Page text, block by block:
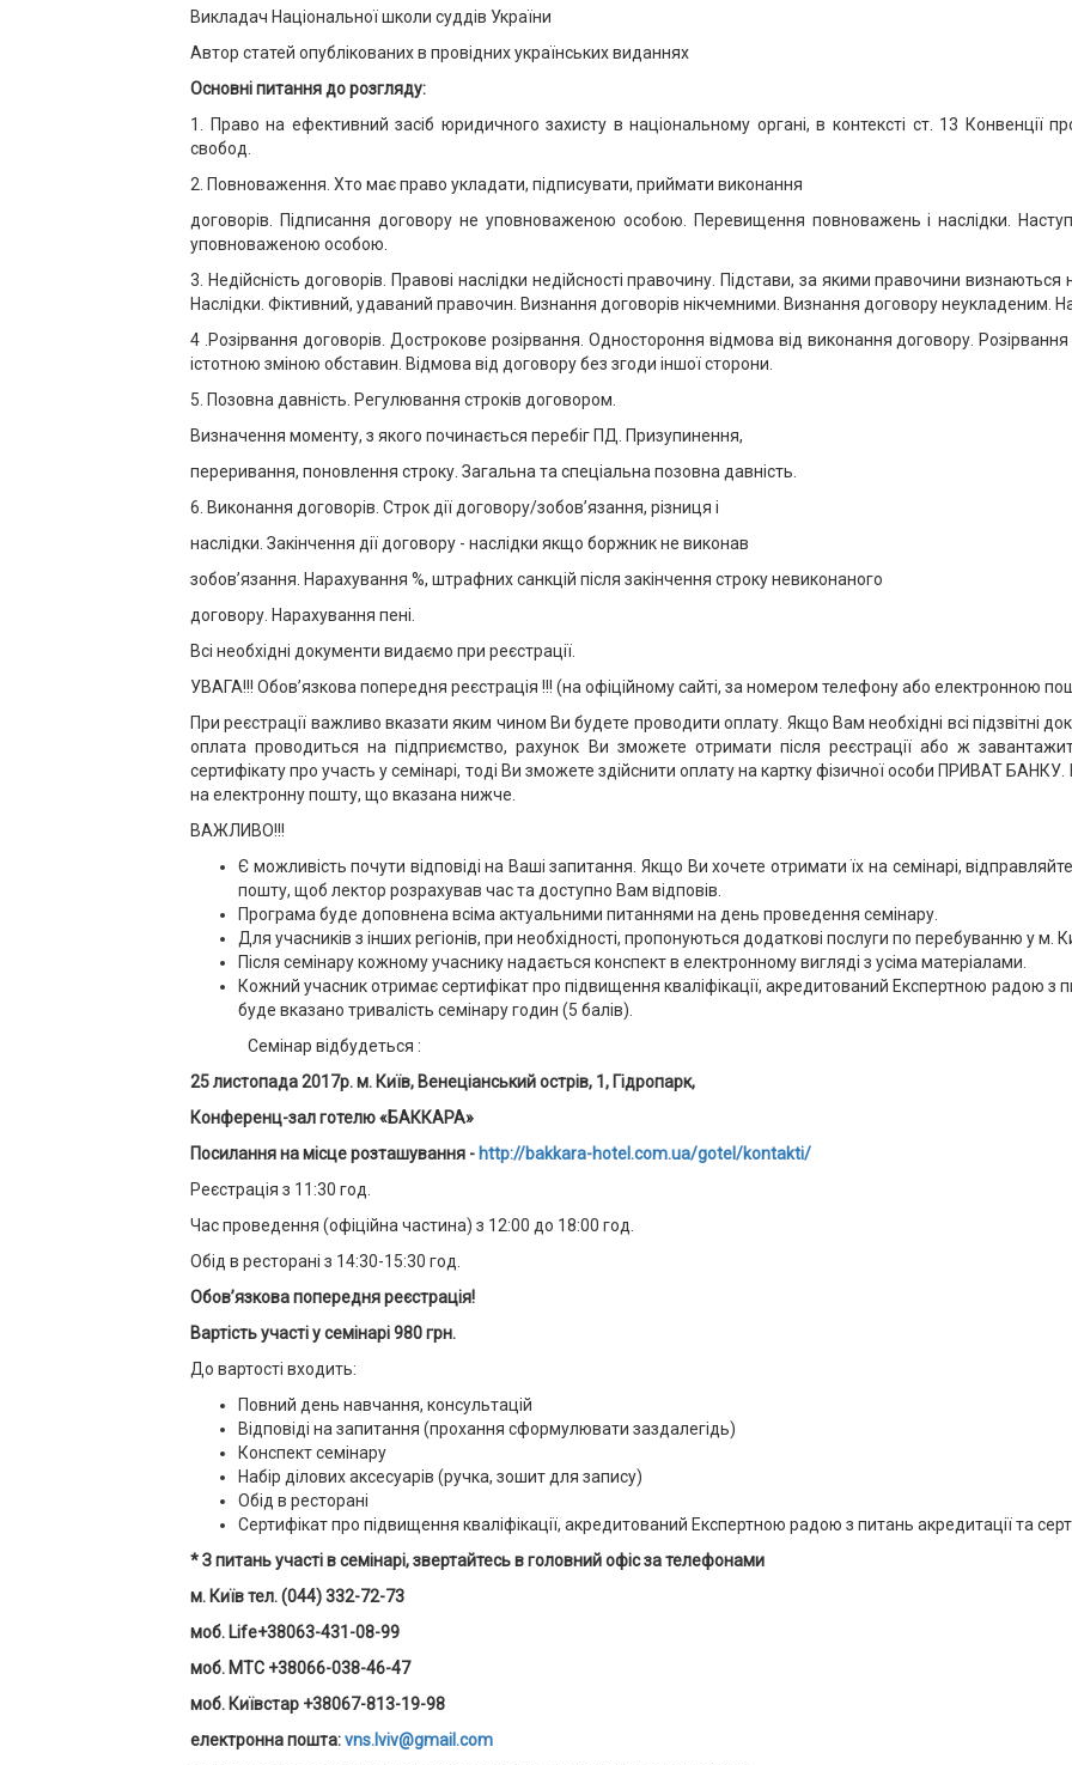
Викладач Національної школи суддів України
Автор статей опублікованих в провідних українських виданнях
Основні питання до розгляду:
1. Право на ефективний засіб юридичного захисту в національному органі, в контексті ст. 13 Конвенції
свобод.
2. Повноваження. Хто має право укладати, підписувати, приймати виконання
договорів. Підписання договору не уповноваженою особою. Перевищення повноважень і наслідки.
уповноваженою особою.
3. Недійсність договорів. Правові наслідки недійсності правочину. Підстави, за якими правочини
Наслідки. Фіктивний, удаваний правочин. Визнання договорів нікчемними. Визнання договору неукладеним.
4 .Розірвання договорів. Дострокове розірвання. Одностороння відмова від виконання договору.
істотною зміною обставин. Відмова від договору без згоди іншої сторони.
5. Позовна давність. Регулювання строків договором.
Визначення моменту, з якого починається перебіг ПД. Призупинення,
переривання, поновлення строку. Загальна та спеціальна позовна давність.
6. Виконання договорів. Строк дії договору/зобов’язання, різниця і
наслідки. Закінчення дії договору - наслідки якщо боржник не виконав
зобов’язання. Нарахування %, штрафних санкцій після закінчення строку невиконаного
договору. Нарахування пені.
Всі необхідні документи видаємо при реєстрації.
УВАГА!!! Обов’язкова попередня реєстрація !!! (на офіційному сайті, за номером телефону або електронною
При реєстрації важливо вказати яким чином Ви будете проводити оплату. Якщо Вам необхідні всі підзвітні
оплата проводиться на підприємство, рахунок Ви зможете отримати після реєстрації або ж
сертифікату про участь у семінарі, тоді Ви зможете здійснити оплату на картку фізичної особи ПРИВАТ
на електронну пошту, що вказана нижче.
ВАЖЛИВО!!!
Є можливість почути відповіді на Ваші запитання. Якщо Ви хочете отримати їх на семінарі,
пошту, щоб лектор розрахував час та доступно Вам відповів.
Програма буде доповнена всіма актуальними питаннями на день проведення семінару.
Для учасників з інших регіонів, при необхідності, пропонуються додаткові послуги по перебуванню у
Після семінару кожному учаснику надається конспект в електронному вигляді з усіма матеріалами.
Кожний учасник отримає сертифікат про підвищення кваліфікації, акредитований Експертною радою з
буде вказано тривалість семінару годин (5 балів).
Семінар відбудеться :
25 листопада 2017р.м. Київ, Венеціанський острів, 1, Гідропарк,
Конференц-зал готелю «БАККАРА»
Посилання на місце розташування - http://bakkara-hotel.com.ua/gotel/kontakti/
Реєстрація з 11:30 год.
Час проведення (офіційна частина) з 12:00 до 18:00 год.
Обід в ресторані з 14:30-15:30 год.
Обов’язкова попередня реєстрація!
Вартість участі у семінарі 980 грн.
До вартості входить:
Повний день навчання, консультацій
Відповіді на запитання (прохання сформулювати заздалегідь)
Конспект семінару
Набір ділових аксесуарів (ручка, зошит для запису)
Обід в ресторані
Сертифікат про підвищення кваліфікації, акредитований Експертною радою з питань акредитації та
* З питань участі в семінарі, звертайтесь в головний офіс за телефонами
м. Київ тел. (044) 332-72-73
моб. Life+38063-431-08-99
моб. MTC +38066-038-46-47
моб. Київстар +38067-813-19-98
електронна пошта:vns.lviv@gmail.com